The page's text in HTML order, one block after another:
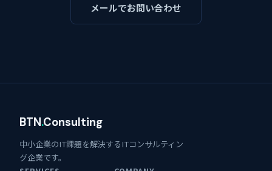
メールでお問い合わせ
BTN.Consulting
中小企業のIT課題を解決するITコンサルティン
グ企業です。